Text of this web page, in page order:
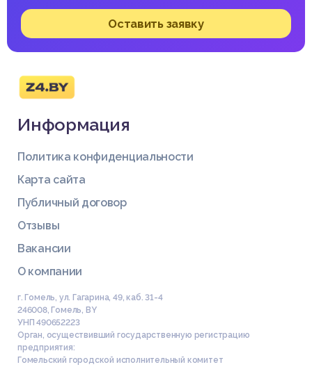
Оставить заявку
Информация
Политика конфиденциальности
Карта сайта
Публичный договор
Отзывы
Вакансии
О компании
г. Гомель, ул. Гагарина, 49, каб. 31-4
246008, Гомель, BY
УНП 490652223
Орган, осуществивший государственную регистрацию
предприятия:
Гомельский городской исполнительный комитет